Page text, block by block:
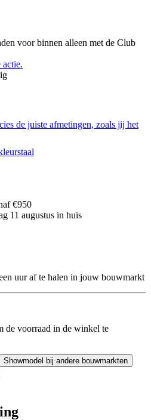
voor binnen alleen met de Club
actie.
de juiste afmetingen, zoals jij het
€950
11 augustus in huis
uur af te halen in jouw bouwmarkt
de voorraad in de winkel te
Showmodel bij andere bouwmarkten